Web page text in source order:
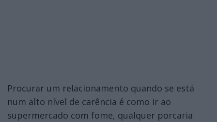
Procurar um relacionamento quando se está
num alto nível de carência é como ir ao
supermercado com fome, qualquer porcaria